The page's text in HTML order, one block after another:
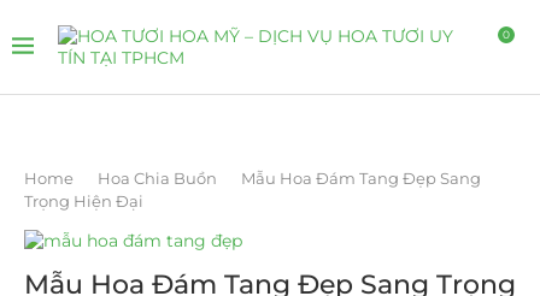
0
Home Hoa Chia Buồn
Mẫu Hoa Đám Tang Đẹp Sang
Trọng Hiện Đại
Mẫu Hoa Đám Tang Đẹp Sang Trọng